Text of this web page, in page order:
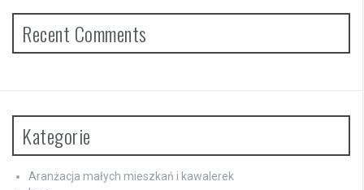
Recent Comments
Kategorie
Aranżacja małych mieszkań i kawalerek